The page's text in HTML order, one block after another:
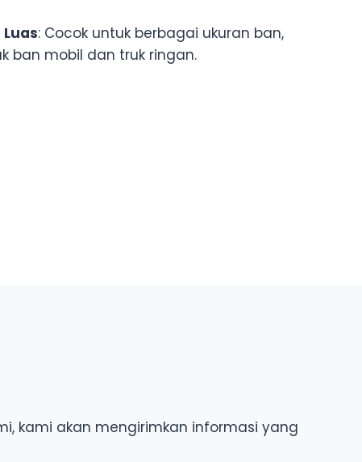
: Cocok untuk berbagai ukuran ban,
ban mobil dan truk ringan.
kami akan mengirimkan informasi yang